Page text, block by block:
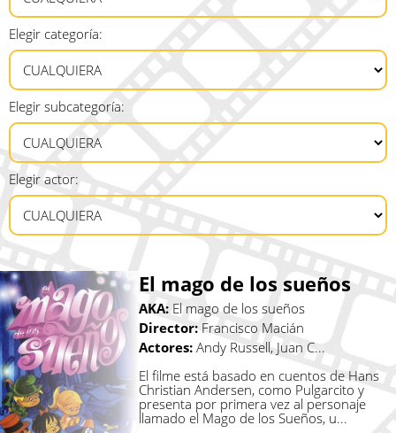
Elegir categoría:
Elegir subcategoría:
Elegir actor:
El mago de los sueños
AKA:El mago de los sueños
Director:Francisco Macián
Actores: Andy Russell, Juan C...
El filme está basado en cuentos de Hans
Christian Andersen, como Pulgarcito y
presenta por primera vez al personaje
llamado el Mago de los Sueños, u...